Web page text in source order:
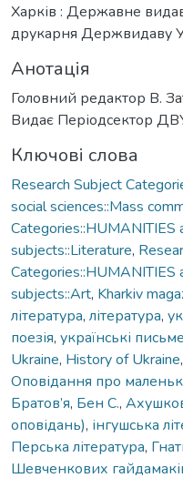
Харків : Державне
друкарня Держвидаву
Анотація
Головний редактор В.
Видає Періодсектор
Ключові слова
Research Subject
social sciences::Mass
Categories::HUMANITIES
subjects::Literature,
Categories::HUMANITIES
subjects::Art, Kharkiv
література, література,
поезія, українські
Ukraine, History of Ukraine,
Оповідання про
Братов’я, Бен С.,
оповідань), інгушська
Перська література,
Шевченкових